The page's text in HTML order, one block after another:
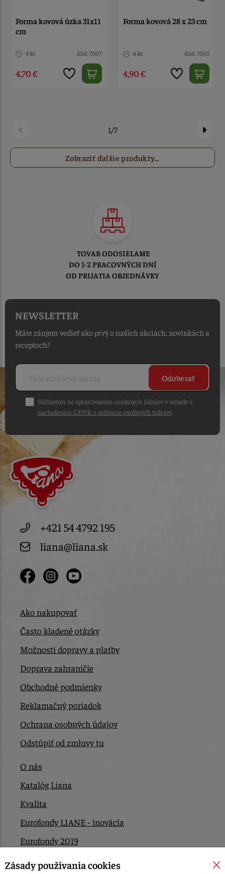
Forma kovová úzka 31x11
cm
4 ks Kód: 7007
4,70 €
Forma kovová 28 x 23 cm
6 ks Kód: 7005
4,90 €
1/7
Zobraziť ďalšie produkty...
TOVAR ODOSIELAME
DO 1-2 PRACOVNÝCH DNÍ
OD PRIJATIA OBJEDNÁVKY
NEWSLETTER
Máte záujem vedieť ako prvý o našich akciách, novinkách a
receptoch?
Odoberať
Súhlasím so spracovaním osobných údajov v súlade s
nariadením GDPR o ochrane osobných údajov.
+421 54 4792 195
liana@liana.sk
Ako nakupovať
Často kladené otázky
Možnosti dopravy a platby
Doprava zahraničie
Obchodné podmienky
Reklamačný poriadok
Ochrana osobných údajov
Odstúpiť od zmluvy tu
O nás
Katalóg Liana
Kvalita
Eurofondy LIANE - inovácia
Eurofondy 2019
Eurofondy 2022/2023
Zásady používania cookies